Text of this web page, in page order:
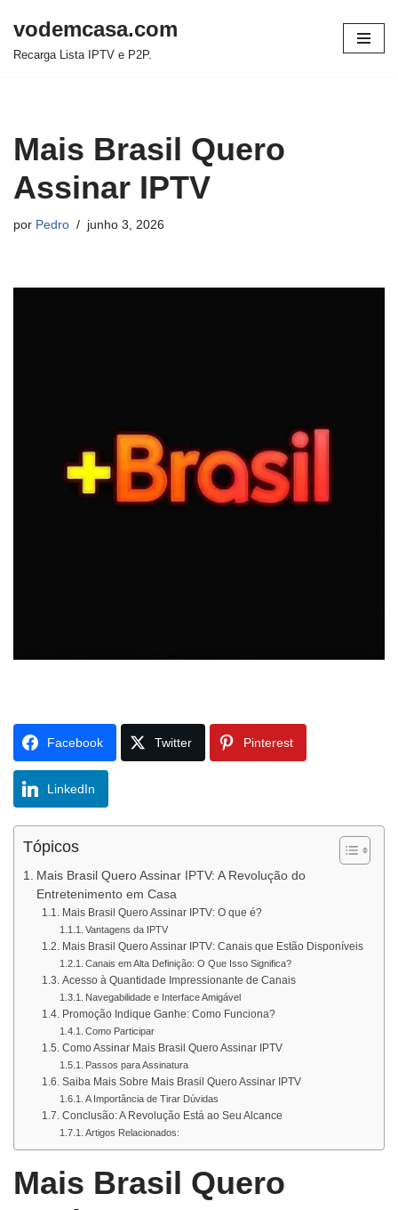
Pular
vodemcasa.com
Recarga Lista IPTV e P2P.
Mais Brasil Quero
Assinar IPTV
por Pedro junho 3, 2026
Facebook Twitter Pinterest
LinkedIn
Tópicos
Mais Brasil Quero Assinar IPTV: A Revolução do
Entretenimento em Casa
Mais Brasil Quero Assinar IPTV: O que é?
Vantagens da IPTV
Mais Brasil Quero Assinar IPTV: Canais que Estão Disponíveis
Canais em Alta Definição: O Que Isso Significa?
Acesso à Quantidade Impressionante de Canais
Navegabilidade e Interface Amigável
Promoção Indique Ganhe: Como Funciona?
Como Participar
Como Assinar Mais Brasil Quero Assinar IPTV
Passos para Assinatura
Saiba Mais Sobre Mais Brasil Quero Assinar IPTV
A Importância de Tirar Dúvidas
Conclusão: A Revolução Está ao Seu Alcance
Artigos Relacionados:
Mais Brasil Quero